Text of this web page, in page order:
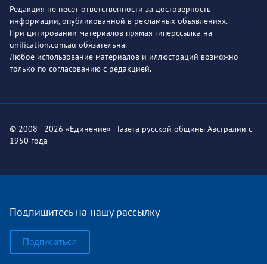
Редакция не несет ответственности за достоверность
информации, опубликованной в рекламных объявлениях.
При цитировании материалов прямая гиперссылка на
unification.com.au обязательна.
Любое использование материалов и иллюстраций возможно
только по согласованию с редакцией.
© 2008 - 2026 «Единение» - Газета русской общины Австралии с
1950 года
Подпишитесь на нашу рассылку
Подписаться